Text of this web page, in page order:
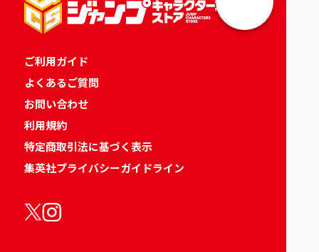
ご利用ガイド
よくあるご質問
お問い合わせ
利用規約
特定商取引法に基づく表示
集英社プライバシーガイドライン